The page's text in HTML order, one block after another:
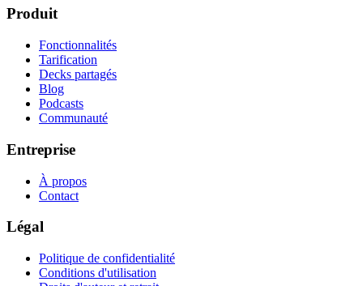
Produit
Fonctionnalités
Tarification
Decks partagés
Blog
Podcasts
Communauté
Entreprise
À propos
Contact
Légal
Politique de confidentialité
Conditions d'utilisation